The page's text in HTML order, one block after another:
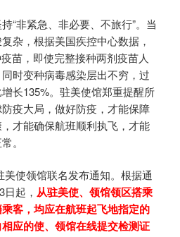
“非紧急、非必要、不旅行”。当
杂，根据美国疾控中心数据，
苗，即使完整接种两剂疫苗人
时变种病毒感染层出不穷，过
长135%。驻美使馆郑重提醒所
疫大局，做好防疫，才能保障
才能确保航班顺利执飞，才能
。
美使领馆联名发布通知。根据通
起， 从驻美使、领馆领区搭乘
客，均应在航班起飞地指定的
应的使、领馆在线提交检测证